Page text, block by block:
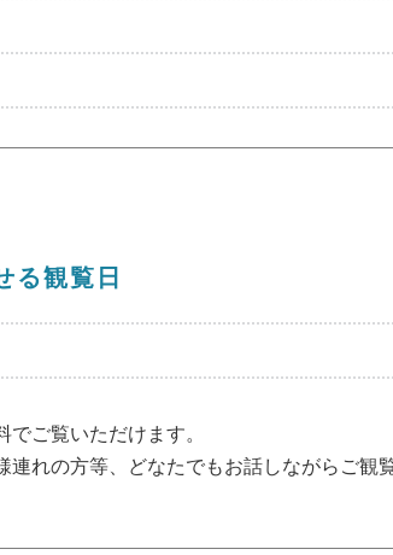
る観覧日
ご覧いただけます。
れの方等、どなたでもお話しながらご観